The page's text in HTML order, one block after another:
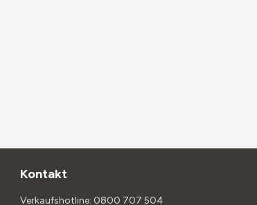
Kontakt
Verkaufshotline: 0800 707 504